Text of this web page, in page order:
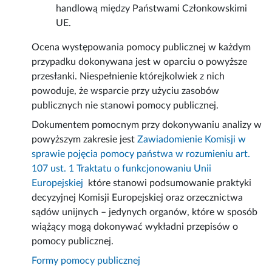
handlową między Państwami Członkowskimi
UE.
Ocena występowania pomocy publicznej w każdym
przypadku dokonywana jest w oparciu o powyższe
przesłanki. Niespełnienie którejkolwiek z nich
powoduje, że wsparcie przy użyciu zasobów
publicznych nie stanowi pomocy publicznej.
Dokumentem pomocnym przy dokonywaniu analizy w
powyższym zakresie jestZawiadomienie Komisji w
sprawie pojęcia pomocy państwa w rozumieniu art.
107 ust. 1 Traktatu o funkcjonowaniu Unii
Europejskiej
które stanowi podsumowanie praktyki
decyzyjnej Komisji Europejskiej oraz orzecznictwa
sądów unijnych – jedynych organów, które w sposób
wiążący mogą dokonywać wykładni przepisów o
pomocy publicznej.
Formy pomocy publicznej